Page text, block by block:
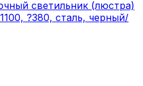
светильник (люстра)
?380, сталь, черный/